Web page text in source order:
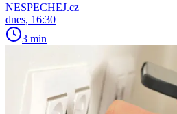
NESPECHEJ.cz
dnes, 16:30
3 min